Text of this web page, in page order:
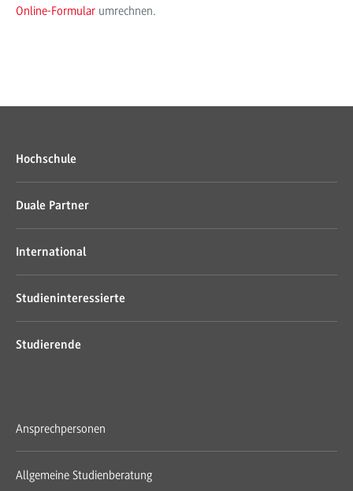
Online-Formular umrechnen.
Hochschule
Duale Partner
International
Studieninteressierte
Studierende
Ansprechpersonen
Allgemeine Studienberatung